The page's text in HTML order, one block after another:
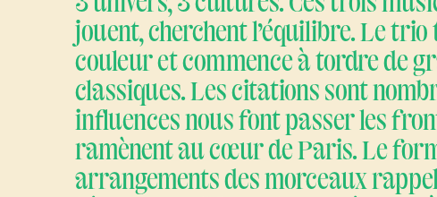
jouent, cherchent l’équilibre. Le trio
couleur et commence à tordre de
classiques. Les citations sont
influences nous font passer les
ramènent au cœur de Paris. Le
arrangements des morceaux